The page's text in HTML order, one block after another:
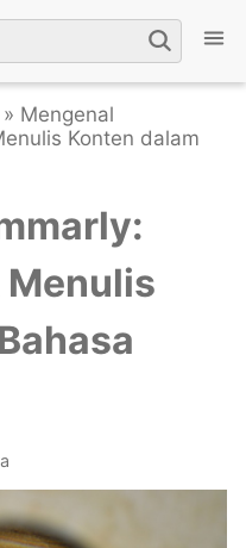
» Mengenal
Konten dalam